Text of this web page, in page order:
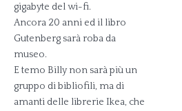
gigabyte del wi-fi.
Ancora 20 anni ed il libro
Gutenberg sarà roba da
museo.
E temo Billy non sarà più un
gruppo di bibliofili, ma di
amanti delle librerie Ikea, che